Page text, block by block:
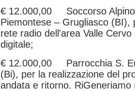
€ 12.000,00 Soccorso Alpino
Piemontese – Grugliasco (BI),
rete radio dell'area Valle
digitale;
€ 12.000,00 Parrocchia S.
(Bi), per la realizzazione del
andata e ritorno. RiGeneriamo